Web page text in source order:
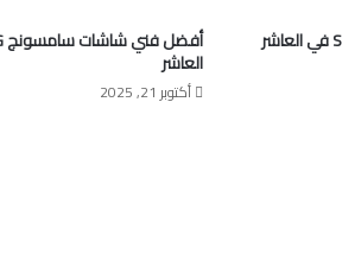
العاشر
أكتوبر 21, 2025